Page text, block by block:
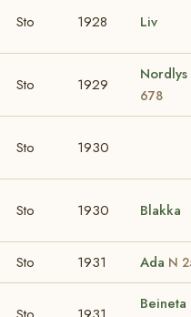
Sto 1928 Liv
Sto 1929
Nordlys
678
Sto 1930
Sto 1930 Blakka
Sto 1931 Ada N
Beineta